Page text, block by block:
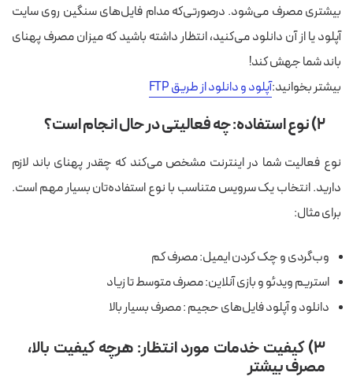
بیشتری مصرف می‌شود. درصورتی‌که مدام فایل‌های سنگین روی سایت
آپلود یا از آن دانلود می‌کنید، انتظار داشته باشید که میزان مصرف پهنای
باند شما جهش کند!
بیشتر بخوانید:‌آپلود و دانلود از طریق FTP
۲) نوع استفاده: چه فعالیتی در حال انجام است؟
نوع فعالیت شما در اینترنت مشخص می‌کند که چقدر پهنای باند لازم
دارید. انتخاب یک سرویس متناسب با نوع استفاده‌تان بسیار مهم است.
برای مثال:
وب‌گردی و چک کردن ایمیل: مصرف کم
استریم ویدئو و بازی آنلاین: مصرف متوسط تا زیاد
دانلود و آپلود فایل‌های حجیم : مصرف بسیار بالا
۳) کیفیت خدمات مورد انتظار: هرچه کیفیت بالا،
مصرف بیشتر